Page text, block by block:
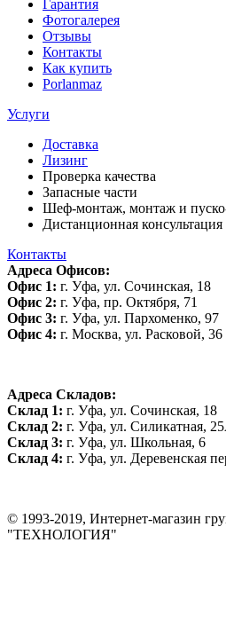
Гарантия
Фотогалерея
Отзывы
Контакты
Как купить
Porlanmaz
Услуги
Доставка
Лизинг
Проверка качества
Запасные части
Шеф-монтаж, монтаж и
Дистанционная консультация
Контакты
Адреса Офисов:
Офис 1: г. Уфа, ул. Сочинская, 18
Офис 2: г. Уфа, пр. Октября, 71
Офис 3: г. Уфа, ул. Пархоменко, 97
Офис 4: г. Москва, ул. Расковой, 36
Адреса Складов:
Склад 1: г. Уфа, ул. Сочинская, 18
Склад 2: г. Уфа, ул. Силикатная,
Склад 3: г. Уфа, ул. Школьная, 6
Склад 4: г. Уфа, ул. Деревенская
© 1993-2019, Интернет-магазин
"ТЕХНОЛОГИЯ"